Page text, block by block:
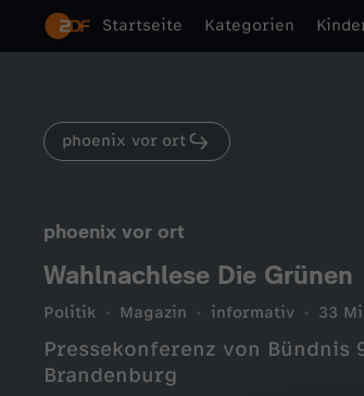
Startseite Kategorien
phoenix vor ort
phoenix vor ort
Wahlnachlese Die Grünen
Politik Magazin informativ 33
Pressekonferenz von
Brandenburg